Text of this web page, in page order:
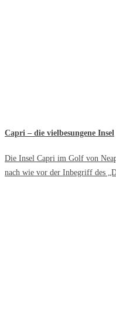
Capri – die vielbesungene Insel
Die Insel Capri im Golf von
nach wie vor der Inbegriff des